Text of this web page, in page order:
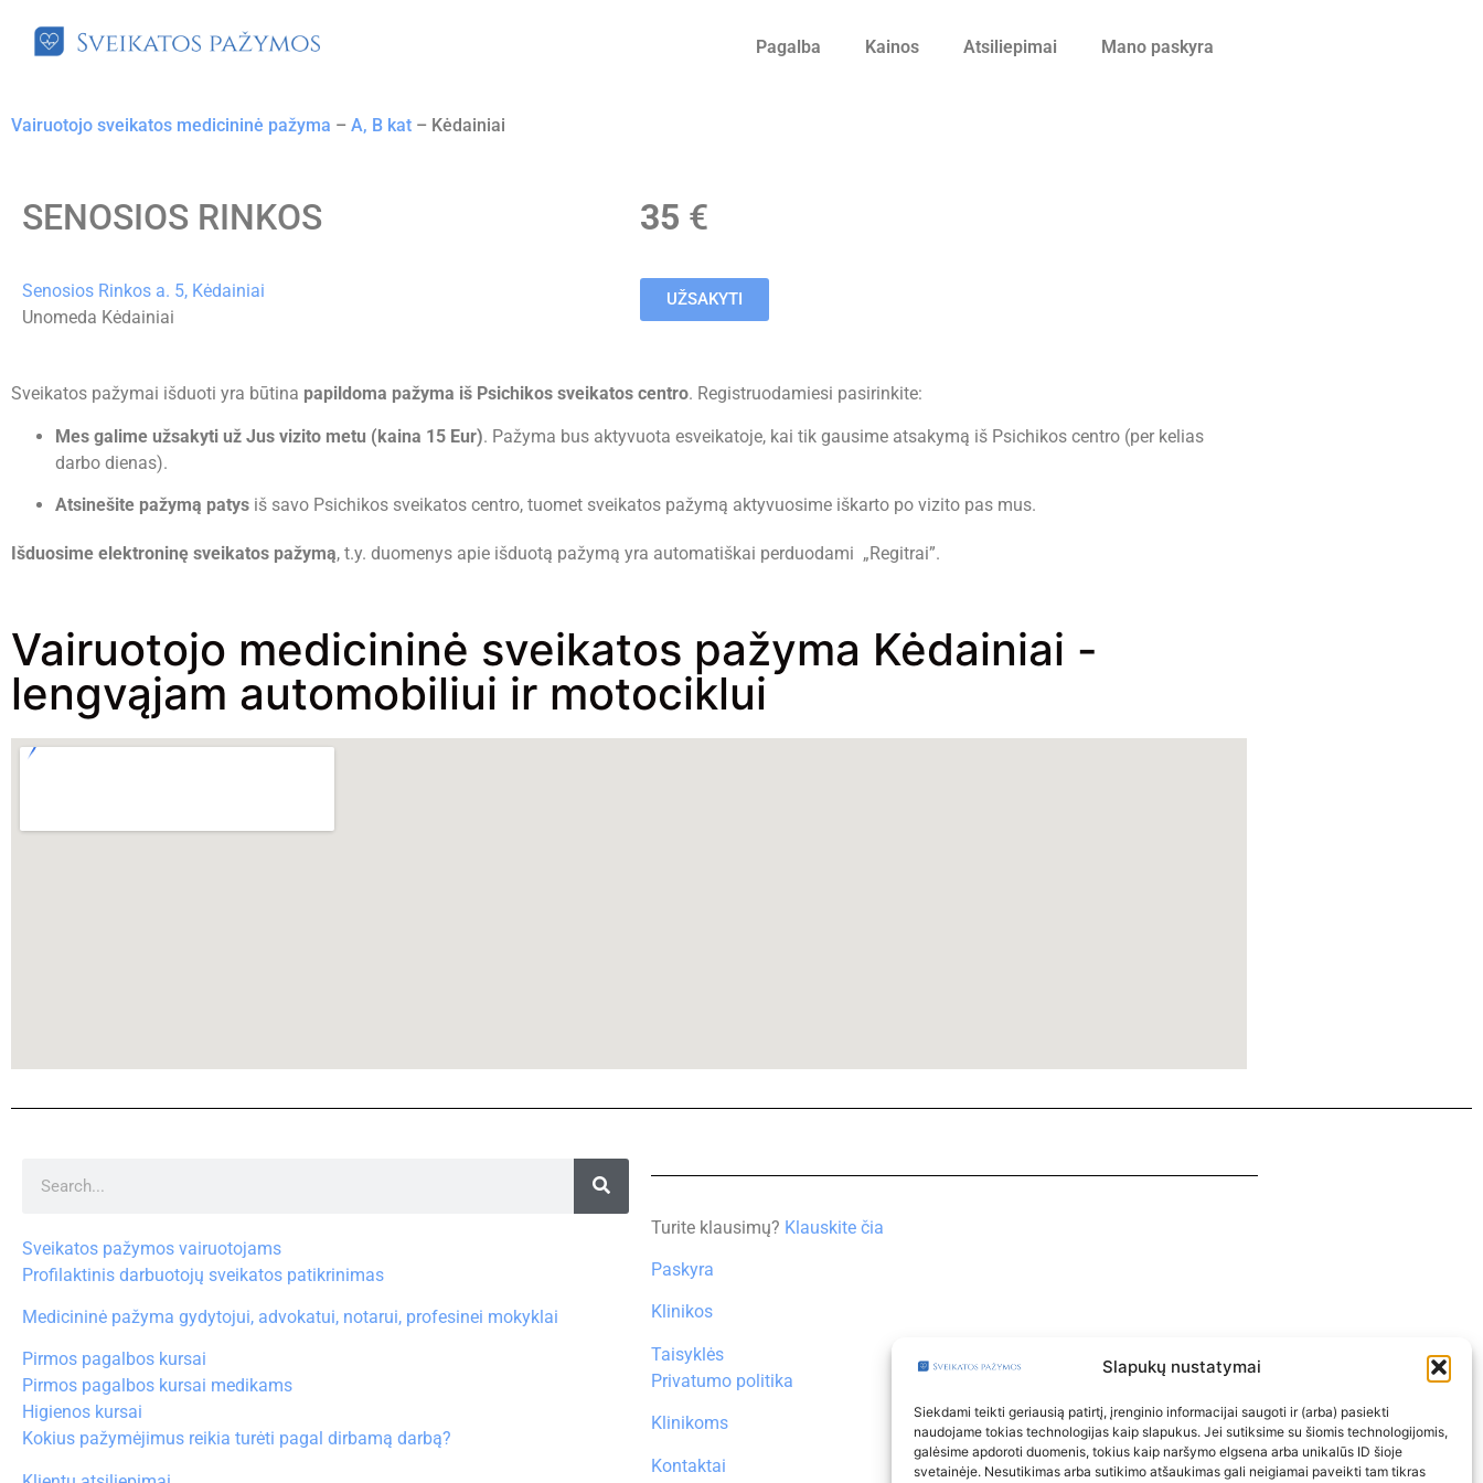
Slapukų nustatymai
Siekdami teikti geriausią patirtį, įrenginio informacijai saugoti ir (arba) pasiekti
naudojame tokias technologijas kaip slapukus. Jei sutiksime su šiomis technologijomis,
galėsime apdoroti duomenis, tokius kaip naršymo elgsena arba unikalūs ID šioje
svetainėje. Nesutikimas arba sutikimo atšaukimas gali neigiamai paveikti tam tikras
Pagalba Kainos Atsiliepimai Mano paskyra
Vairuotojo sveikatos medicininė pažyma – A, B kat – Kėdainiai
SENOSIOS RINKOS
Senosios Rinkos a. 5, Kėdainiai
Unomeda Kėdainiai
35 €
UŽSAKYTI
Sveikatos pažymai išduoti yra būtina papildoma pažyma iš Psichikos sveikatos centro. Registruodamiesi pasirinkite:
Mes galime užsakyti už Jus vizito metu (kaina 15 Eur). Pažyma bus aktyvuota esveikatoje, kai tik gausime atsakymą iš Psichikos centro (per kelias
darbo dienas).
Atsinešite pažymą patys iš savo Psichikos sveikatos centro, tuomet sveikatos pažymą aktyvuosime iškarto po vizito pas mus.
Išduosime elektroninę sveikatos pažymą, t.y. duomenys apie išduotą pažymą yra automatiškai perduodami „Regitrai”.
Vairuotojo medicininė sveikatos pažyma Kėdainiai -
lengvąjam automobiliui ir motociklui
Sveikatos pažymos vairuotojams
Profilaktinis darbuotojų sveikatos patikrinimas
Medicininė pažyma gydytojui, advokatui, notarui, profesinei mokyklai
Pirmos pagalbos kursai
Pirmos pagalbos kursai medikams
Higienos kursai
Kokius pažymėjimus reikia turėti pagal dirbamą darbą?
Turite klausimų? Klauskite čia
Paskyra
Klinikos
Taisyklės
Privatumo politika
Klinikoms
Kontaktai